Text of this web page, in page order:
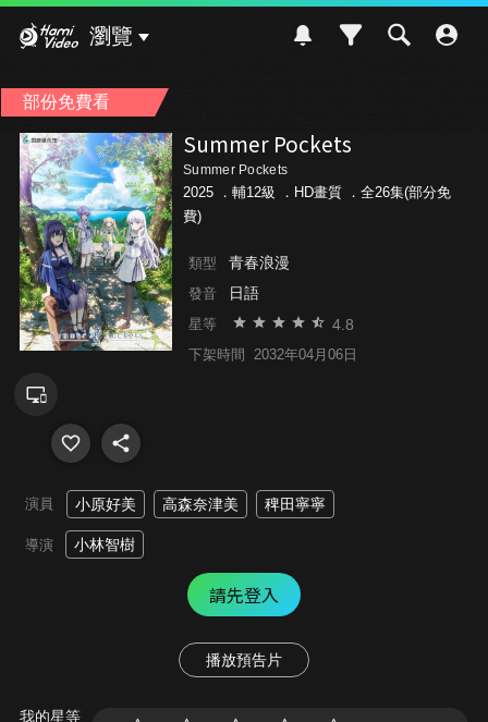
瀏覽
部份免費看
Summer Pockets
Summer Pockets
2025 ． 輔12級
．HD畫質 ．全26集(部分免
費)
類型 青春浪漫
發音 日語
星等 4.8
下架時間 2032年04月06日
演員 小原好美 高森奈津美 稗田寧寧
導演 小林智樹
請先登入
播放預告片
我的星等